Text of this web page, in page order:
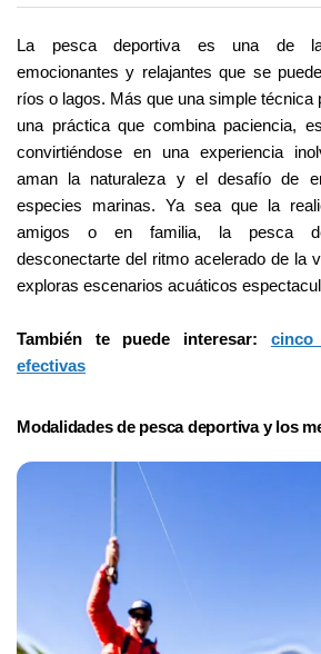
La pesca deportiva es una de
emocionantes y relajantes que se
ríos o lagos. Más que una simple técnica
una práctica que combina paciencia,
convirtiéndose en una experiencia
aman la naturaleza y el desafío de
especies marinas. Ya sea que la
amigos o en familia, la pesca
desconectarte del ritmo acelerado de la
exploras escenarios acuáticos
También te puede interesar: cinco
efectivas
Modalidades de pesca deportiva y los